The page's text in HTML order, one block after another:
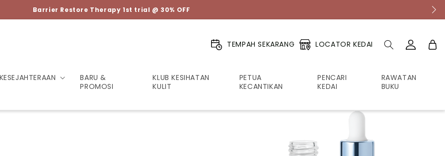
Barrier Restore Therapy 1st trial @ 30% OFF
KESEJAHTERAAN
BARU &
PROMOSI
KLUB KESIHATAN
KULIT
PETUA
KECANTIKAN
PENCARI
KEDAI
RAWATAN
BUKU
TEMPAH SEKARANG LOCATOR KEDAI
Log
masuk
Troli